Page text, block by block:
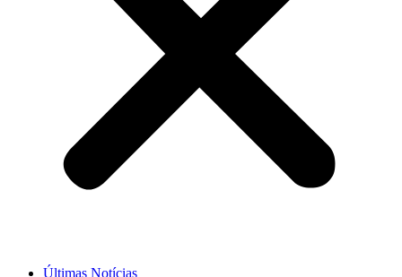
Últimas Notícias